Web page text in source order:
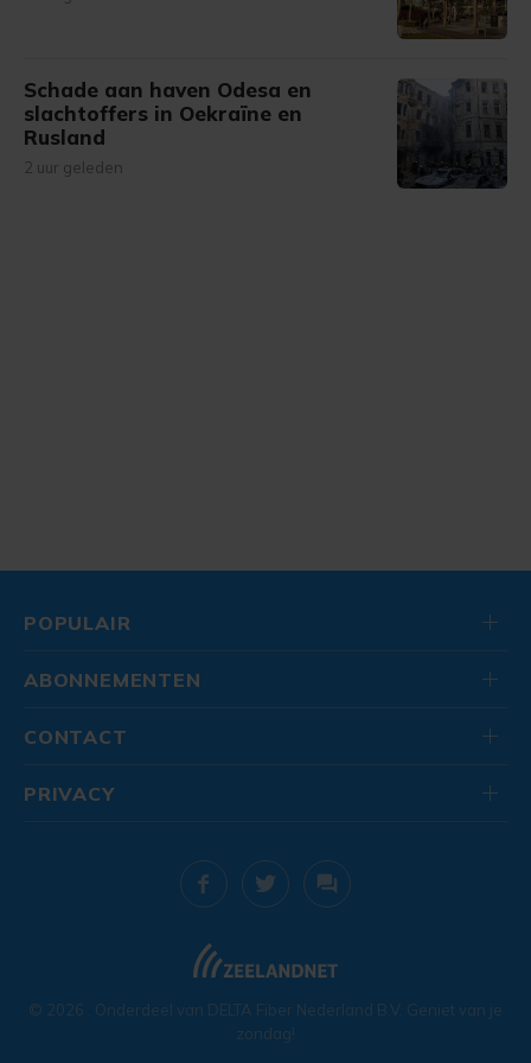
Schade aan haven Odesa en
slachtoffers in Oekraïne en
Rusland
2 uur geleden
POPULAIR
ABONNEMENTEN
CONTACT
© 2026 . Onderdeel van DELTA Fiber Nederland B.V. Geniet van je
zondag!
PRIVACY